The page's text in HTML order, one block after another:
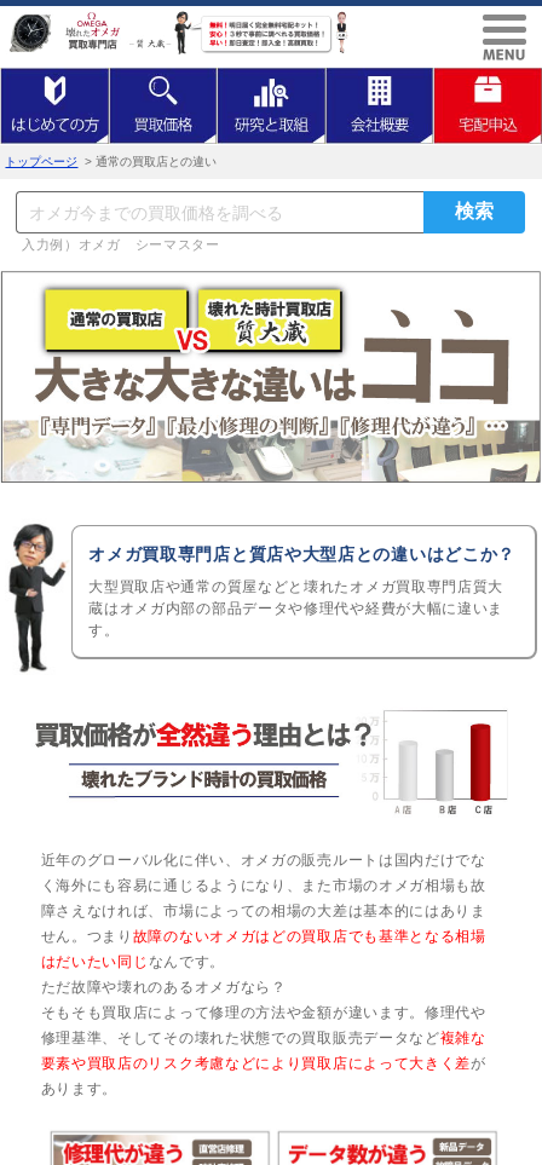
トップページ > 通常の買取店との違い
入力例）オメガ シーマスター
オメガ買取専門店と質店や大型店との違いはどこか？
大型買取店や通常の質屋などと壊れたオメガ買取専門店質大
蔵はオメガ内部の部品データや修理代や経費が大幅に違いま
す。
近年のグローバル化に伴い、オメガの販売ルートは国内だけでな
く海外にも容易に通じるようになり、また市場のオメガ相場も故
障さえなければ、市場によっての相場の大差は基本的にはありま
せん。つまり 故障のないオメガはどの買取店でも基準となる相場
はだいたい同じ なんです。
ただ故障や壊れのあるオメガなら？
そもそも買取店によって修理の方法や金額が違います。修理代や
修理基準、そしてその壊れた状態での買取販売データなど複雑な
要素や買取店のリスク考慮などにより買取店によって大きく差が
あります。